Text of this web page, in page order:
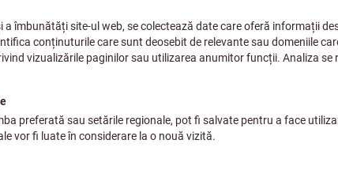
Prețuri individuale pentru
Termen de livrare estimat: